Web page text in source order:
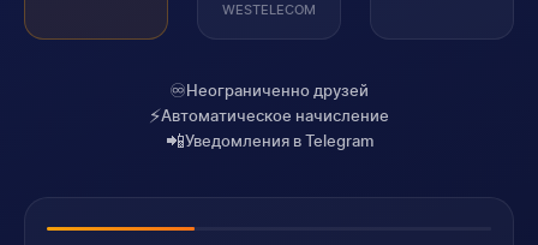
WESTELECOM
♾️Неограниченно друзей
⚡Автоматическое начисление
📲Уведомления в Telegram